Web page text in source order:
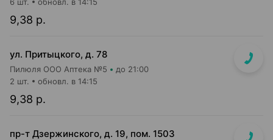
9,38 р.
ул. Притыцкого, д. 78
Пилюля ООО Аптека №5 до 21:00
9,38 р.
2 шт. обновл. в 14:15
пр-т Дзержинского, д. 19, пом. 1503